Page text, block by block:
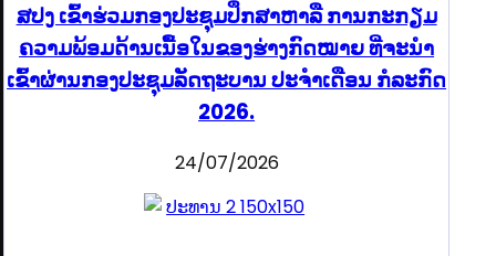
ສປງ ເຂົ້າຮ່ວມກອງປະຊຸມປຶກສາຫາລື ການກະກຽມ
ຄວາມພ້ອມດ້ານເນື້ອໃນຂອງຮ່າງກົດໝາຍ ທີ່ຈະນໍາ
ເຂົ້າຜ່ານກອງປະຊຸມລັດຖະບານ ປະຈໍາເດືອນ ກໍລະກົດ
2026.
24/07/2026